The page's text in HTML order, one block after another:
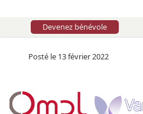
Devenez bénévole
Posté le 13 février 2022